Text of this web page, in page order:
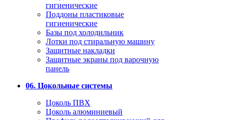
гигиенические
Поддоны пластиковые
гигиенические
Базы под холодильник
Лотки под стиральную машину
Защитные накладки
Защитные экраны под варочную
панель
06. Цокольные системы
Цоколь ПВХ
Цоколь алюминиевый